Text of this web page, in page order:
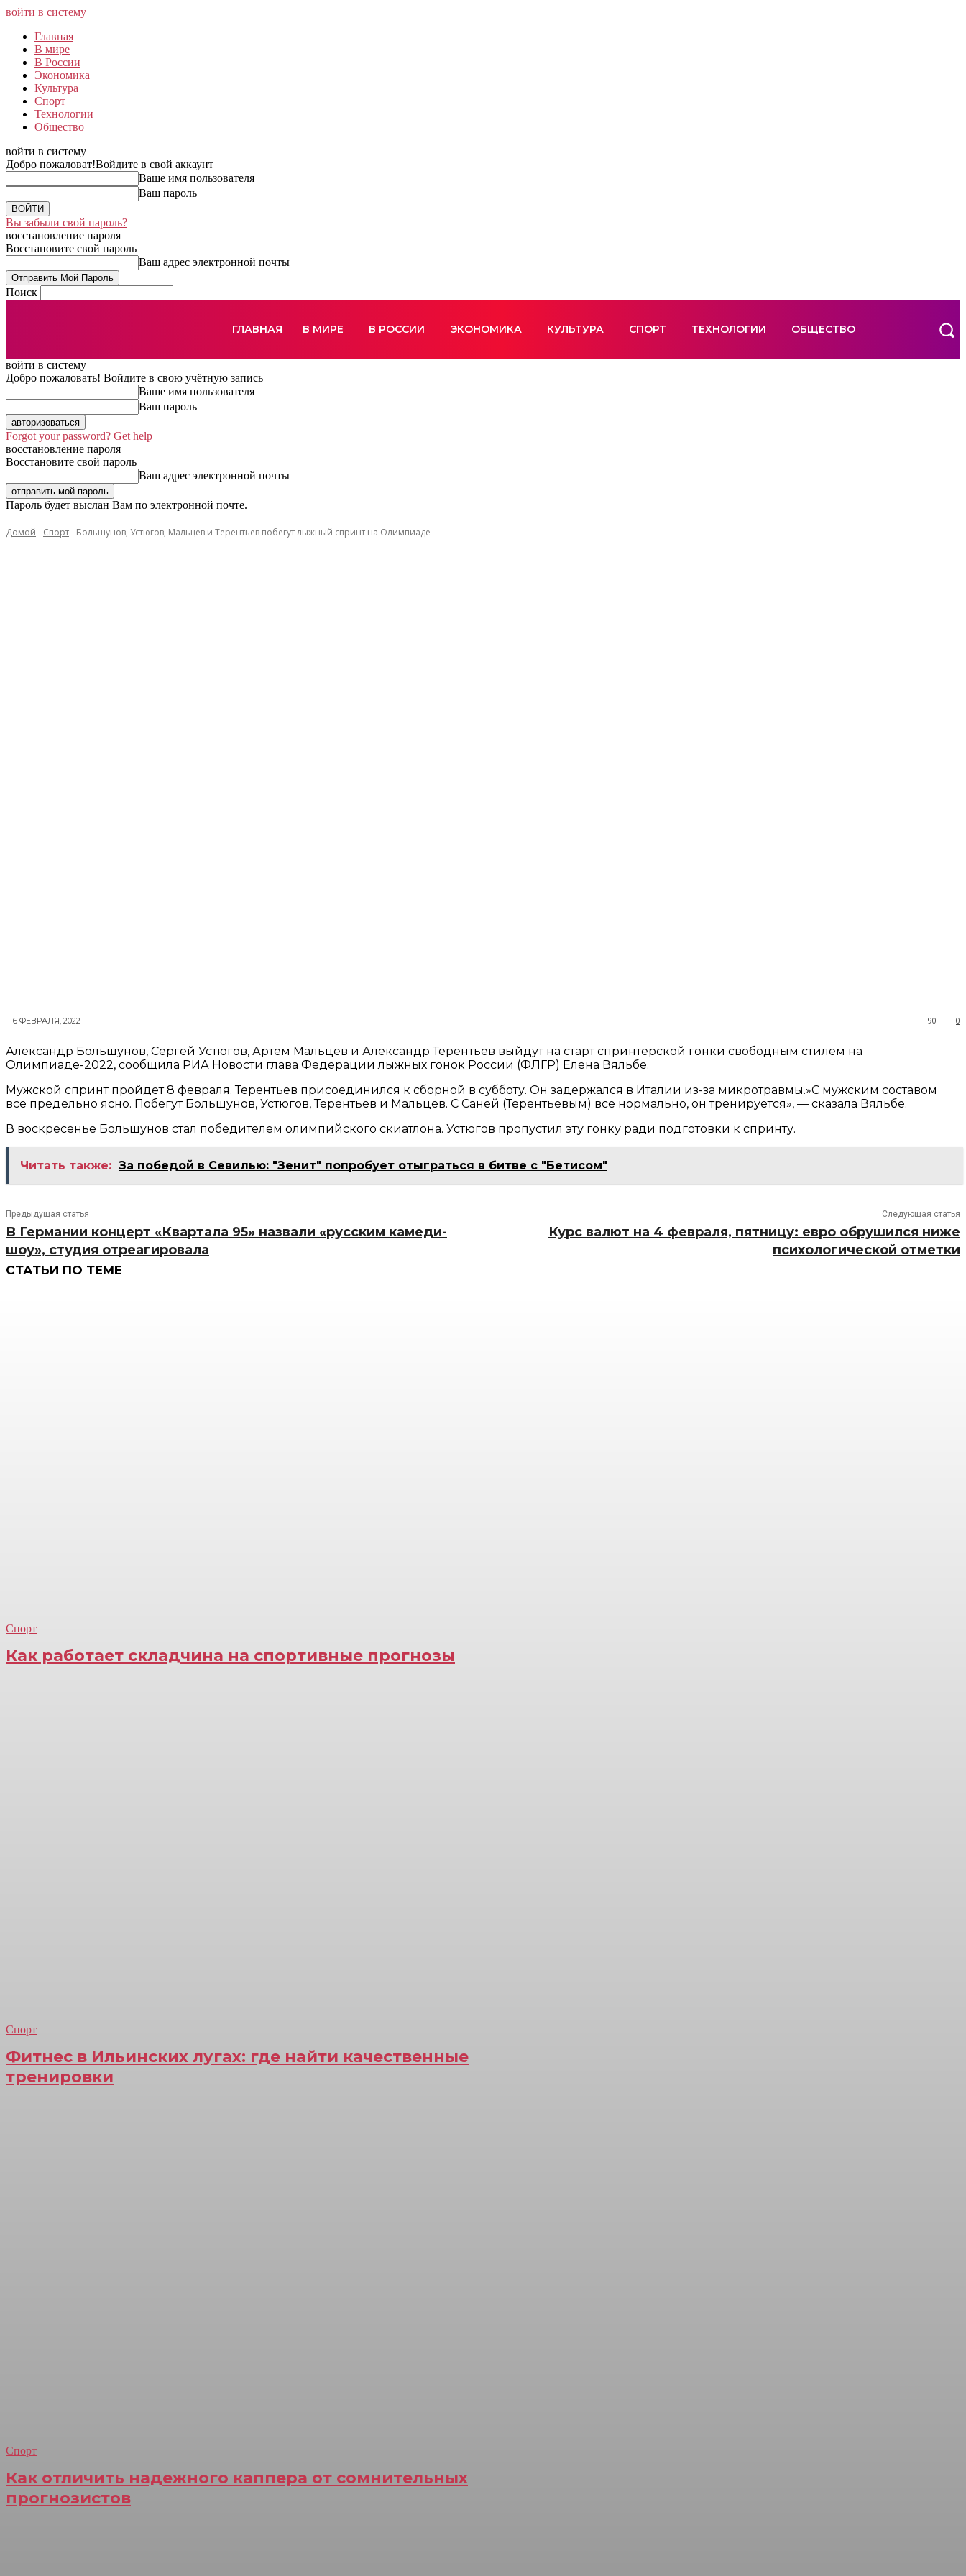
войти в систему
Главная
В мире
В России
Экономика
Культура
Спорт
Технологии
Общество
войти в систему
Добро пожаловат!Войдите в свой аккаунт
Ваше имя пользователя
Ваш пароль
Вы забыли свой пароль?
восстановление пароля
Восстановите свой пароль
Ваш адрес электронной почты
Поиск
ГЛАВНАЯ В МИРЕ В РОССИИ ЭКОНОМИКА КУЛЬТУРА СПОРТ ТЕХНОЛОГИИ ОБЩЕСТВО
войти в систему
Добро пожаловать! Войдите в свою учётную запись
Ваше имя пользователя
Ваш пароль
Forgot your password? Get help
восстановление пароля
Восстановите свой пароль
Ваш адрес электронной почты
Пароль будет выслан Вам по электронной почте.
Домой Спорт Большунов, Устюгов, Мальцев и Терентьев побегут лыжный спринт на Олимпиаде
6 ФЕВРАЛЯ, 2022 0
90
Александр Большунов, Сергей Устюгов, Артем Мальцев и Александр Терентьев выйдут на старт спринтерской гонки свободным стилем на
Олимпиаде-2022, сообщила РИА Новости глава Федерации лыжных гонок России (ФЛГР) Елена Вяльбе.
Мужской спринт пройдет 8 февраля. Терентьев присоединился к сборной в субботу. Он задержался в Италии из-за микротравмы.»С мужским составом
все предельно ясно. Побегут Большунов, Устюгов, Терентьев и Мальцев. С Саней (Терентьевым) все нормально, он тренируется», — сказала Вяльбе.
В воскресенье Большунов стал победителем олимпийского скиатлона. Устюгов пропустил эту гонку ради подготовки к спринту.
Читать также: За победой в Севилью: "Зенит" попробует отыграться в битве с "Бетисом"
Предыдущая статья
В Германии концерт «Квартала 95» назвали «русским камеди-
шоу», студия отреагировала
Следующая статья
Курс валют на 4 февраля, пятницу: евро обрушился ниже
психологической отметки
СТАТЬИ ПО ТЕМЕ
Спорт
Как работает складчина на спортивные прогнозы
Спорт
Фитнес в Ильинских лугах: где найти качественные
тренировки
Спорт
Как отличить надежного каппера от сомнительных
прогнозистов